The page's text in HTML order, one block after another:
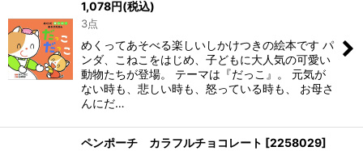
1,078円(税込)
3点
めくってあそべる楽しいしかけつきの絵本です パ
ンダ、こねこをはじめ、子どもに大人気の可愛い
動物たちが登場。 テーマは『だっこ』。 元気が
ない時も、悲しい時も、怒っている時も、 お母さ
んにだ…
ペンポーチ カラフルチョコレート [2258029]